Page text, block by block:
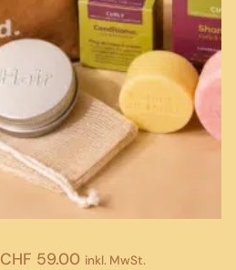
Ursprünglicher
CHF 59.00Aktueller
inkl. MwSt.